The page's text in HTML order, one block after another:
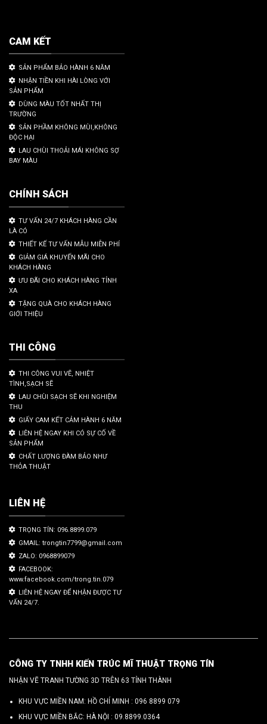
CAM KẾT
SẢN PHẨM BẢO HÀNH 6 NĂM
NHẬN TIỀN KHI HÀI LÒNG VỚI
SẢN PHẨM
DÙNG MÀU TỐT NHẤT THỊ
TRƯỜNG
SẢN PHẦM KHÔNG MÙI,KHÔNG
ĐỘC HẠI
LAU CHÙI THOẢI MÁI KHÔNG SỢ
BAY MÀU
CHÍNH SÁCH
TƯ VẤN 24/7 KHÁCH HÀNG CẦN
LÀ CÓ
THIẾT KẾ TƯ VẤN MẪU MIỄN PHÍ
GIẢM GIÁ KHUYẾN MÃI CHO
KHÁCH HÀNG
ƯU ĐÃI CHO KHÁCH HÀNG TỈNH
XA
TẶNG QUÀ CHO KHÁCH HÀNG
GIỚI THIỆU
THI CÔNG
THI CÔNG VUI VẼ, NHIỆT
TÌNH,SẠCH SẼ
LAU CHÙI SẠCH SẼ KHI NGHIỆM
THU
GIẤY CAM KẾT CẢM HÀNH 6 NĂM
LIÊN HỆ NGAY KHI CÓ SỰ CỐ VỀ
SẢN PHẨM
CHẤT LƯỢNG ĐÀM BẢO NHƯ
THỎA THUẬT
LIÊN HỆ
TRỌNG TÍN: 096.8899.079
GMAIL: trongtin7799@gmail.com
ZALO: 0968899079
FACEBOOK:
www.facebook.com/trong.tin.079
LIÊN HỆ NGAY ĐỂ NHẬN ĐƯỢC TƯ
VẤN 24/7.
CÔNG TY TNHH KIẾN TRÚC MĨ THUẬT TRỌNG TÍN
NHẬN VẼ TRANH TƯỜNG 3D TRÊN 63 TỈNH THÀNH
KHU VỰC MIỀN NAM: HỒ CHÍ MINH : 096 8899 079
KHU VỰC MIỀN BẮC: HÀ NỘI : 09.8899.0364